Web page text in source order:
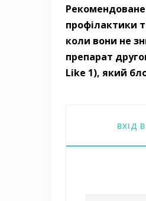
профілактики
коли вони не
препарат
Like 1), який
ВХІД